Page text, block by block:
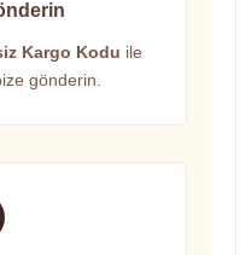
Kargo Kodu ile
gönderin.